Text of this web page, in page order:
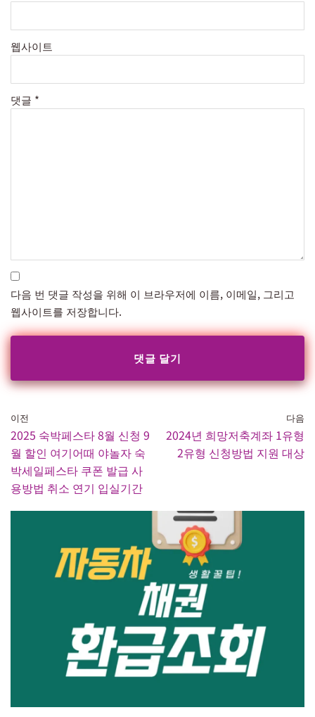
웹사이트
댓글 *
다음 번 댓글 작성을 위해 이 브라우저에 이름, 이메일, 그리고
웹사이트를 저장합니다.
이전
2025 숙박페스타 8월 신청 9
월 할인 여기어때 야놀자 숙
박세일페스타 쿠폰 발급 사
용방법 취소 연기 입실기간
다음
2024년 희망저축계좌 1유형
2유형 신청방법 지원 대상